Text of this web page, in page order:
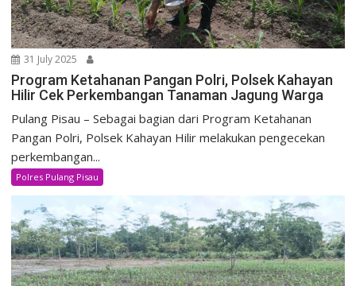
31 July 2025
Program Ketahanan Pangan Polri, Polsek Kahayan
Hilir Cek Perkembangan Tanaman Jagung Warga
Pulang Pisau – Sebagai bagian dari Program Ketahanan
Pangan Polri, Polsek Kahayan Hilir melakukan pengecekan
perkembangan...
Polres Pulang Pisau